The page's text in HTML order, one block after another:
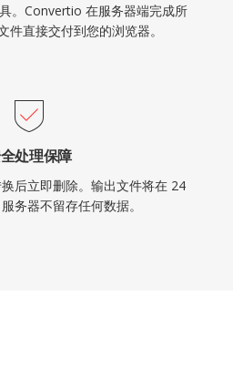
。Convertio 在服务器端完成所
件直接交付到您的浏览器。
处理保障
后立即删除。输出文件将在 24
务器不留存任何数据。